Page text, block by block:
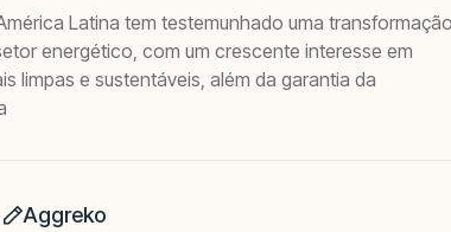
Latina tem testemunhado uma
energético, com um crescente interesse em
limpas e sustentáveis, além da garantia da
Aggreko